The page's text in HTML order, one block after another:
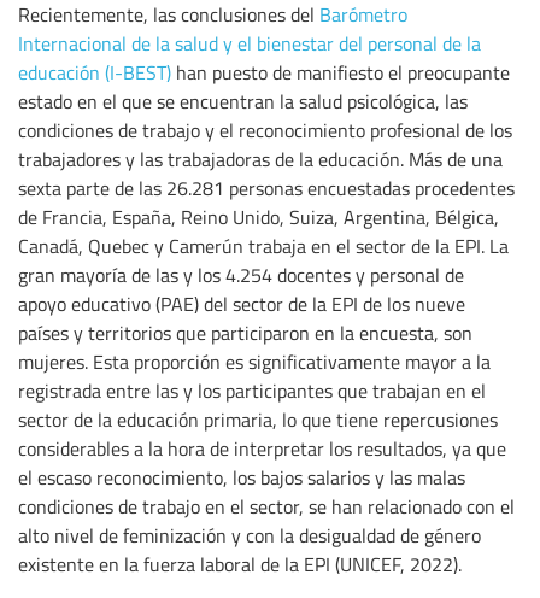
Recientemente, las conclusiones del Barómetro
Internacional de la salud y el bienestar del personal de la
educación (I-BEST) han puesto de manifiesto el preocupante
estado en el que se encuentran la salud psicológica, las
condiciones de trabajo y el reconocimiento profesional de los
trabajadores y las trabajadoras de la educación. Más de una
sexta parte de las 26.281 personas encuestadas procedentes
de Francia, España, Reino Unido, Suiza, Argentina, Bélgica,
Canadá, Quebec y Camerún trabaja en el sector de la EPI. La
gran mayoría de las y los 4.254 docentes y personal de
apoyo educativo (PAE) del sector de la EPI de los nueve
países y territorios que participaron en la encuesta, son
mujeres. Esta proporción es significativamente mayor a la
registrada entre las y los participantes que trabajan en el
sector de la educación primaria, lo que tiene repercusiones
considerables a la hora de interpretar los resultados, ya que
el escaso reconocimiento, los bajos salarios y las malas
condiciones de trabajo en el sector, se han relacionado con el
alto nivel de feminización y con la desigualdad de género
existente en la fuerza laboral de la EPI (UNICEF, 2022).